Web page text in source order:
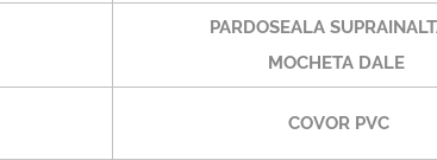
PARDOSEALA
MOCHETA DALE
COVOR PVC